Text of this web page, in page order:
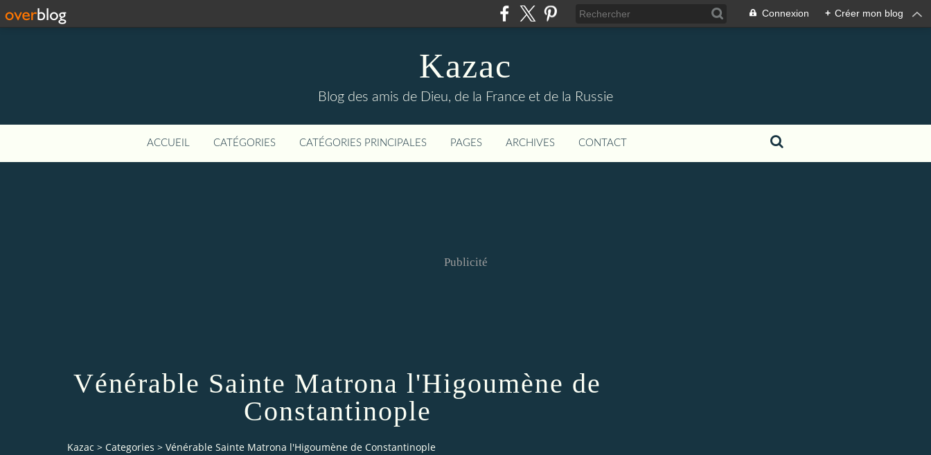
Connexion + Créer mon blog
Kazac
Blog des amis de Dieu, de la France et de la Russie
ACCUEIL CATÉGORIES CATÉGORIES PRINCIPALES PAGES ARCHIVES CONTACT
Publicité
Vénérable Sainte Matrona l'Higoumène de
Constantinople
Kazac > Categories > Vénérable Sainte Matrona l'Higoumène de Constantinople